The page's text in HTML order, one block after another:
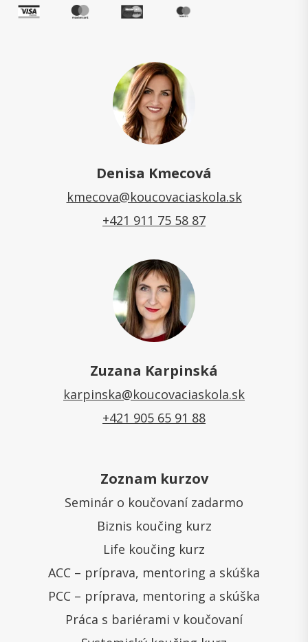
Denisa Kmecová
kmecova@koucovaciaskola.sk
+421 911 75 58 87
Zuzana Karpinská
karpinska@koucovaciaskola.sk
+421 905 65 91 88
Zoznam kurzov
Seminár o koučovaní zadarmo
Biznis koučing kurz
Life koučing kurz
ACC – príprava, mentoring a skúška
PCC – príprava, mentoring a skúška
Práca s bariérami v koučovaní